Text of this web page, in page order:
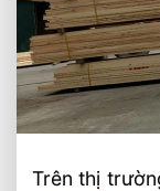
Trên thị